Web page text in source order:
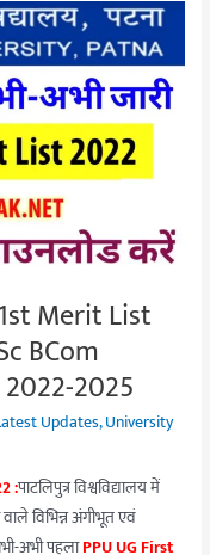
Merit List
BCom
2025
Updates,University
:पाटलिपुत्र विश्वविद्यालय में
विभिन्न अंगीभूत एवं
अभी पहलाPPU UG First